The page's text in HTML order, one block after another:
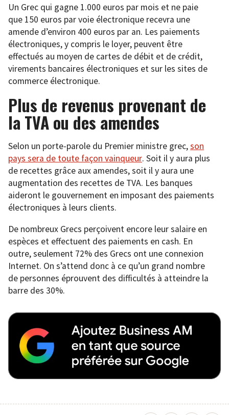
Un Grec qui gagne 1.000 euros par mois et ne paie
que 150 euros par voie électronique recevra une
amende d’environ 400 euros par an. Les paiements
électroniques, y compris le loyer, peuvent être
effectués au moyen de cartes de débit et de crédit,
virements bancaires électroniques et sur les sites de
commerce électronique.
Plus de revenus provenant de
la TVA ou des amendes
Selon un porte-parole du Premier ministre grec,son
pays sera de toute façon vainqueur. Soit il y aura plus
de recettes grâce aux amendes, soit il y aura une
augmentation des recettes de TVA. Les banques
aideront le gouvernement en imposant des paiements
électroniques à leurs clients.
De nombreux Grecs perçoivent encore leur salaire en
espèces et effectuent des paiements en cash. En
outre, seulement 72% des Grecs ont une connexion
Internet. On s’attend donc à ce qu’un grand nombre
de personnes éprouvent des difficultés à atteindre la
barre des 30%.